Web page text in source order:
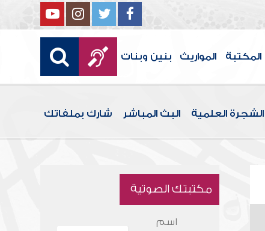
المكتبة المواريث بنين وبنات
الشجرة العلمية البث المباشر شارك بملفاتك
مكتبتك الصوتية
اسم